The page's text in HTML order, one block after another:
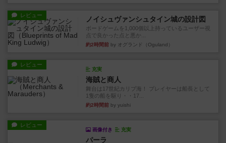
レビュー ノイシュヴァンシュタイン城の設計図
ボードゲームを1,000個以上持っているユーザー視
点で良かった点と悪か...
約2時間前 by オグランド（Oguland）
レビュー
充実
海賊と商人
舞台は17世紀カリブ海！ プレイヤーは船長として
1隻の船を駆り・・17...
約2時間前 by yuishi
レビュー
画像付き 充実
パーラ